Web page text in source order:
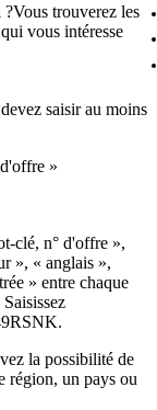
?Vous trouverez les
vous intéresse
saisir au moins
»
clé, n° d'offre »,
», « anglais »,
» entre chaque
la possibilité de
région, un pays ou